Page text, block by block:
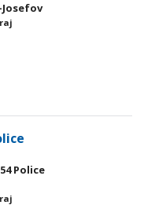
Josefov
Police